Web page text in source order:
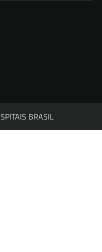
BRASIL